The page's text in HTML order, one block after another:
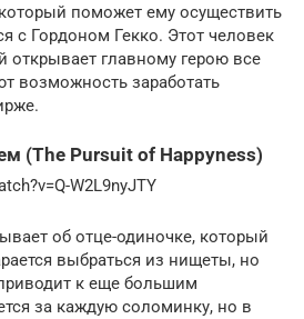
поможет ему осуществить
с Гордоном Гекко. Этот человек
открывает главному герою все
возможность заработать
(The Pursuit of Happyness)
W2L9nyJTY
об отце-одиночке, который
выбраться из нищеты, но
к еще большим
за каждую соломинку, но в